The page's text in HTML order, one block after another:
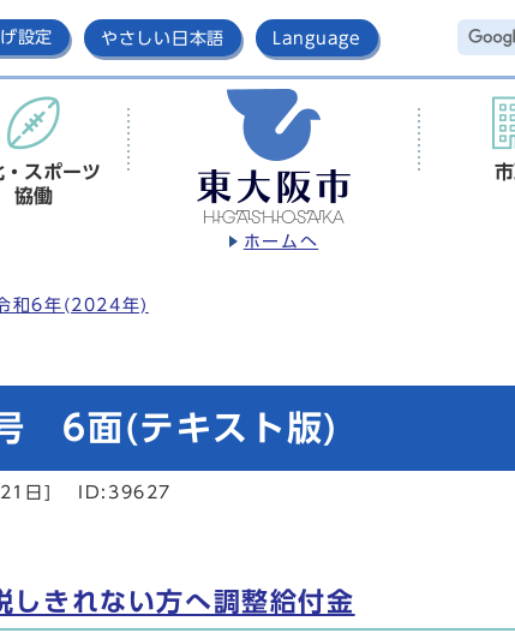
設定 やさしい日本語 Language
ホームへ
・スポーツ
協働
和6年(2024年)
6面(テキスト版)
日] ID:39627
しきれない方へ調整給付金